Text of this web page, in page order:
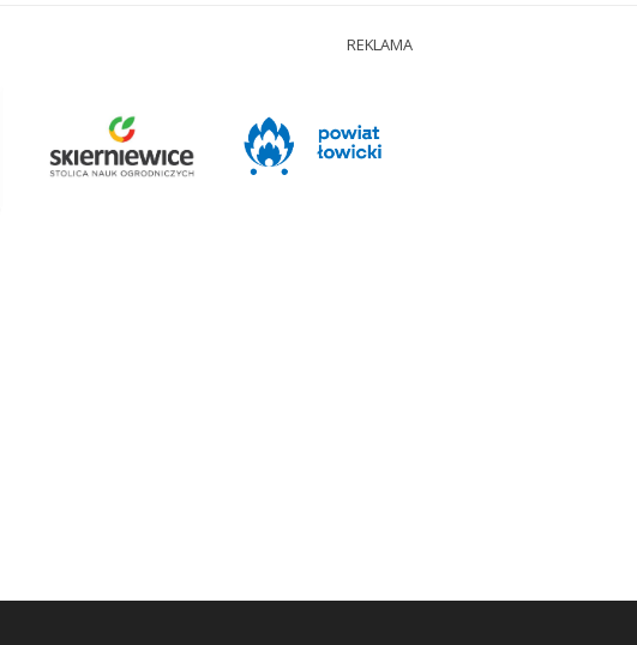
REKLAMA